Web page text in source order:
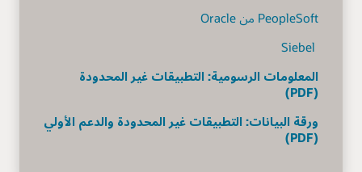
PeopleSoft من Oracle
المعلومات الرسومية: التطبيقات غير المحدودة
(PDF)
ورقة البيانات: التطبيقات غير المحدودة والدعم الأولي
(PDF)